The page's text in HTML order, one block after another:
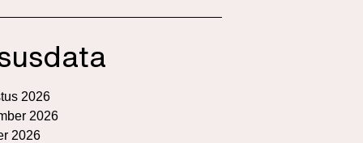
2026
2026
2026